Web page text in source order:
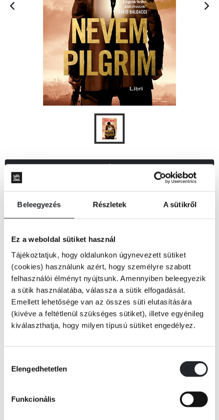
Beleegyezés Részletek A sütikről
Ez a weboldal sütiket használ
Tájékoztatjuk, hogy oldalunkon úgynevezett sütiket
(cookies) használunk azért, hogy személyre szabott
felhasználói élményt nyújtsunk. Amennyiben beleegyezik
a sütik használatába, válassza a sütik elfogadását.
Emellett lehetősége van az összes süti elutasítására
(kivéve a feltétlenül szükséges sütiket), illetve egyénileg
kiválaszthatja, hogy milyen típusú sütiket engedélyez.
kiválasztása
Elengedhetetlen
Funkcionális
Eastside Inn, 89-es szoba.
Egy felismerhetetlenségig eltorzult fiatal nő lebeg a savfürdőben.
Szaúd-Arábia.
Egy tudós férfi titkos üzenetet súg hóhérjának, mielőtt az lefejezi.
Afganisztán.
Tovább
KÖNYV ADATAI
VIDEÓK
RÉSZLET A KÖNYVBŐL